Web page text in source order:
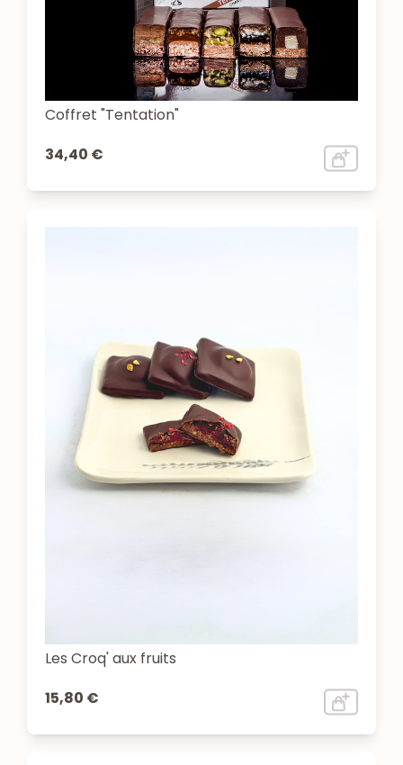
Coffret "Tentation"
34,40 €
Les Croq' aux fruits
15,80 €